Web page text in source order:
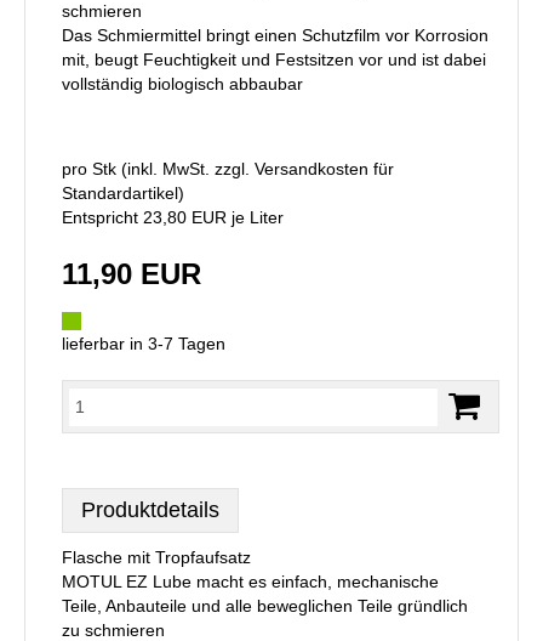
schmieren
Das Schmiermittel bringt einen Schutzfilm vor Korrosion
mit, beugt Feuchtigkeit und Festsitzen vor und ist dabei
vollständig biologisch abbaubar
pro Stk (inkl. MwSt. zzgl. Versandkosten für
Standardartikel)
Entspricht 23,80 EUR je Liter
11,90 EUR
lieferbar in 3-7 Tagen
Produktdetails
Flasche mit Tropfaufsatz
MOTUL EZ Lube macht es einfach, mechanische
Teile, Anbauteile und alle beweglichen Teile gründlich
zu schmieren